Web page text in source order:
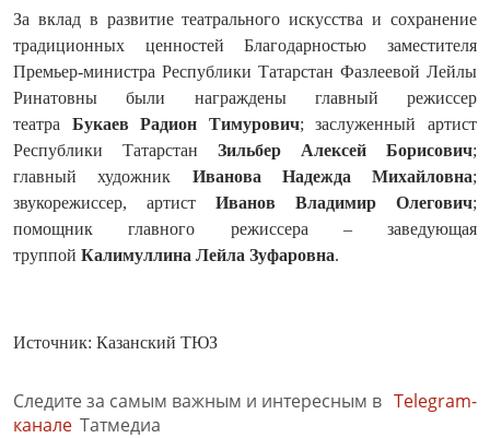
За вклад в развитие театрального искусства и сохранение
традиционных ценностей Благодарностью заместителя
Премьер-министра Республики Татарстан Фазлеевой Лейлы
Ринатовны были награждены главный режиссер
театра Букаев Радион Тимурович; заслуженный артист
Республики Татарстан Зильбер Алексей Борисович;
главный художник Иванова Надежда Михайловна;
звукорежиссер, артист Иванов Владимир Олегович;
помощник главного режиссера – заведующая
труппой Калимуллина Лейла Зуфаровна.
Источник: Казанский ТЮЗ
Следите за самым важным и интересным в Telegram-
канале Татмедиа